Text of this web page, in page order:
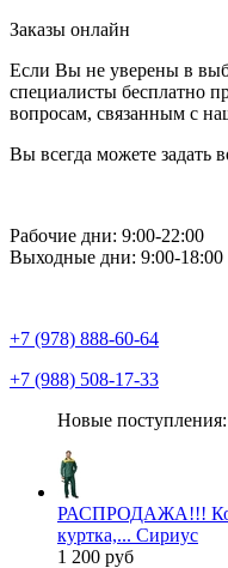
Заказы онлайн
Если Вы не уверены в
специалисты бесплатно
вопросам, связанным с
Вы всегда можете задать
Рабочие дни: 9:00-22:00
Выходные дни: 9:00-18:00
+7 (978) 888-60-64
+7 (988) 508-17-33
Новые поступления:
РАСПРОДАЖА!!!
куртка,... Сириус
1 200 руб